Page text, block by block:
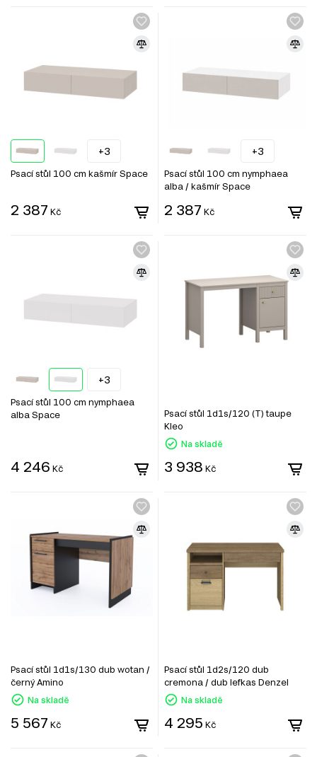
+3
Psací stůl 100 cm kašmír Space
2 387 Kč
+3
Psací stůl 100 cm nymphaea
alba / kašmír Space
2 387 Kč
+3
Psací stůl 100 cm nymphaea
alba Space
4 246 Kč
Psací stůl 1d1s/120 (T) taupe
Kleo
Na skladě
3 938 Kč
Psací stůl 1d1s/130 dub wotan /
černý Amino
Na skladě
5 567 Kč
Psací stůl 1d2s/120 dub
cremona / dub lefkas Denzel
Na skladě
4 295 Kč